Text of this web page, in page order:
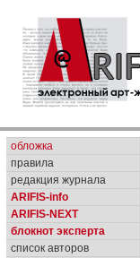
обложка
правила
редакция журнала
ARIFIS-info
ARIFIS-NEXT
блокнот эксперта
список авторов